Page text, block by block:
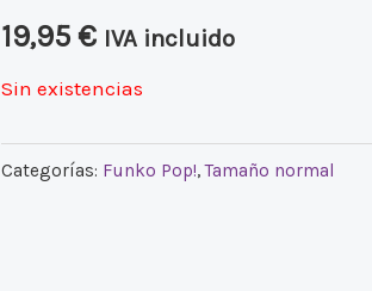
19,95 € IVA incluido
Sin existencias
Categorías: Funko Pop!,Tamaño normal